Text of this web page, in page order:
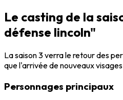
Le casting de la
défense lincoln"
La saison 3 verra le retour des
que l'arrivée de nouveaux
Personnages principaux